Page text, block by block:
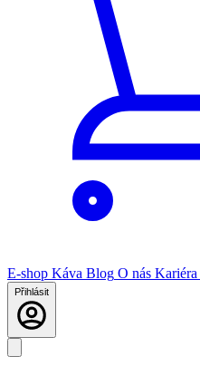
E-shop Káva Blog O nás Kariéra
Přihlásit